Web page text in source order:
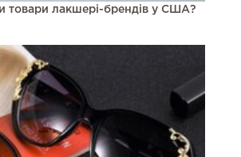
товари лакшері-брендів у США?